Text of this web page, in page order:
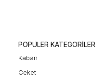
POPÜLER KATEGORİLER
Kaban
Ceket